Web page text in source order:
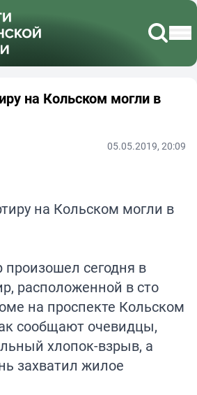
на Кольском могли в
05.05.2019, 20:09
сегодня в
расположенной в сто
на проспекте Кольском
сообщают очевидцы,
хлопок-взрыв, а
захватил жилое